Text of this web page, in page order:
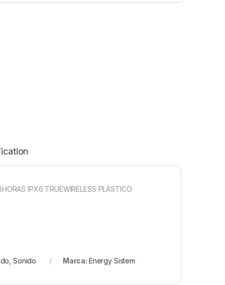
IPX6 TRUEWIRELESS PLÁSTICO
Sonido Marca: Energy Sistem